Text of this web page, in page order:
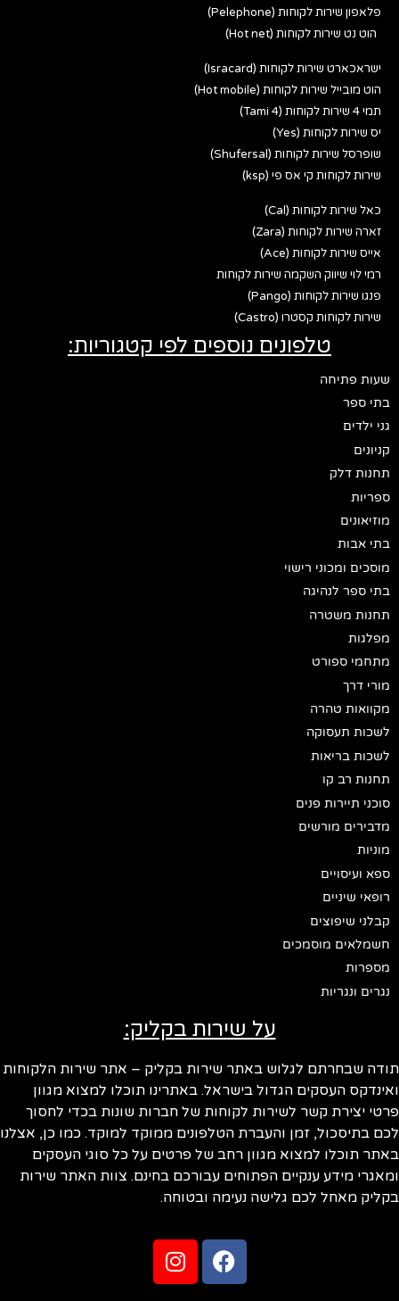
פלאפון שירות לקוחות (Pelephone)
הוט נט שירות לקוחות (Hot net)
ישראכארט שירות לקוחות (Isracard)
הוט מובייל שירות לקוחות (Hot mobile)
תמי 4 שירות לקוחות (Tami 4)
יס שירות לקוחות (Yes)
שופרסל שירות לקוחות (Shufersal)
שירות לקוחות קי אס פי (ksp)
כאל שירות לקוחות (Cal)
זארה שירות לקוחות (Zara)
אייס שירות לקוחות (Ace)
רמי לוי שיווק השקמה שירות לקוחות
פנגו שירות לקוחות (Pango)
שירות לקוחות קסטרו (Castro)
טלפונים נוספים לפי קטגוריות:
שעות פתיחה
בתי ספר
גני ילדים
קניונים
תחנות דלק
ספריות
מוזיאונים
בתי אבות
מוסכים ומכוני רישוי
בתי ספר לנהיגה
תחנות משטרה
מפלגות
מתחמי ספורט
מורי דרך
מקוואות טהרה
לשכות תעסוקה
לשכות בריאות
תחנות רב קו
סוכני תיירות פנים
מדבירים מורשים
מוניות
ספא ועיסויים
רופאי שיניים
קבלני שיפוצים
חשמלאים מוסמכים
מספרות
נגרים ונגריות
על שירות בקליק:
שבחרתם לגלוש באתר שירות בקליק – אתר שירות הלקוחות
העסקים הגדול בישראל. באתרינו תוכלו למצוא מגוון
יצירת קשר לשירות לקוחות של חברות שונות בכדי לחסוך
בתיסכול, זמן והעברת הטלפונים ממוקד למוקד. כמו כן, אצלנו
תוכלו למצוא מגוון רחב של פרטים על כל סוגי העסקים
מידע ענקיים הפתוחים עבורכם בחינם. צוות האתר שירות
מאחל לכם גלישה נעימה ובטוחה.